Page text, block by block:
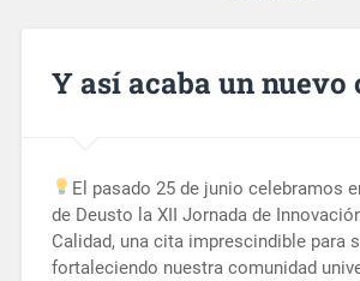
Y así acaba un nuevo
El pasado 25 de junio celebramos
de Deusto la XII Jornada de
Calidad, una cita imprescindible para
fortaleciendo nuestra comunidad